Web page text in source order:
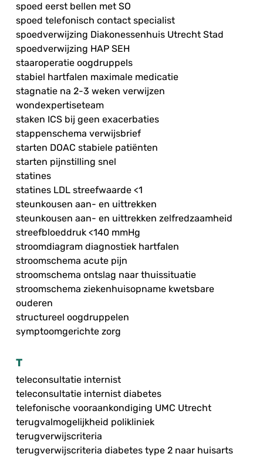
spoed eerst bellen met SO
spoed telefonisch contact specialist
spoedverwijzing Diakonessenhuis Utrecht Stad
spoedverwijzing HAP SEH
staaroperatie oogdruppels
stabiel hartfalen maximale medicatie
stagnatie na 2-3 weken verwijzen
wondexpertiseteam
staken ICS bij geen exacerbaties
stappenschema verwijsbrief
starten DOAC stabiele patiënten
starten pijnstilling snel
statines
statines LDL streefwaarde <1
steunkousen aan- en uittrekken
steunkousen aan- en uittrekken zelfredzaamheid
streefbloeddruk <140 mmHg
stroomdiagram diagnostiek hartfalen
stroomschema acute pijn
stroomschema ontslag naar thuissituatie
stroomschema ziekenhuisopname kwetsbare
ouderen
structureel oogdruppelen
symptoomgerichte zorg
T
teleconsultatie internist
teleconsultatie internist diabetes
telefonische vooraankondiging UMC Utrecht
terugvalmogelijkheid polikliniek
terugverwijscriteria
terugverwijscriteria diabetes type 2 naar huisarts